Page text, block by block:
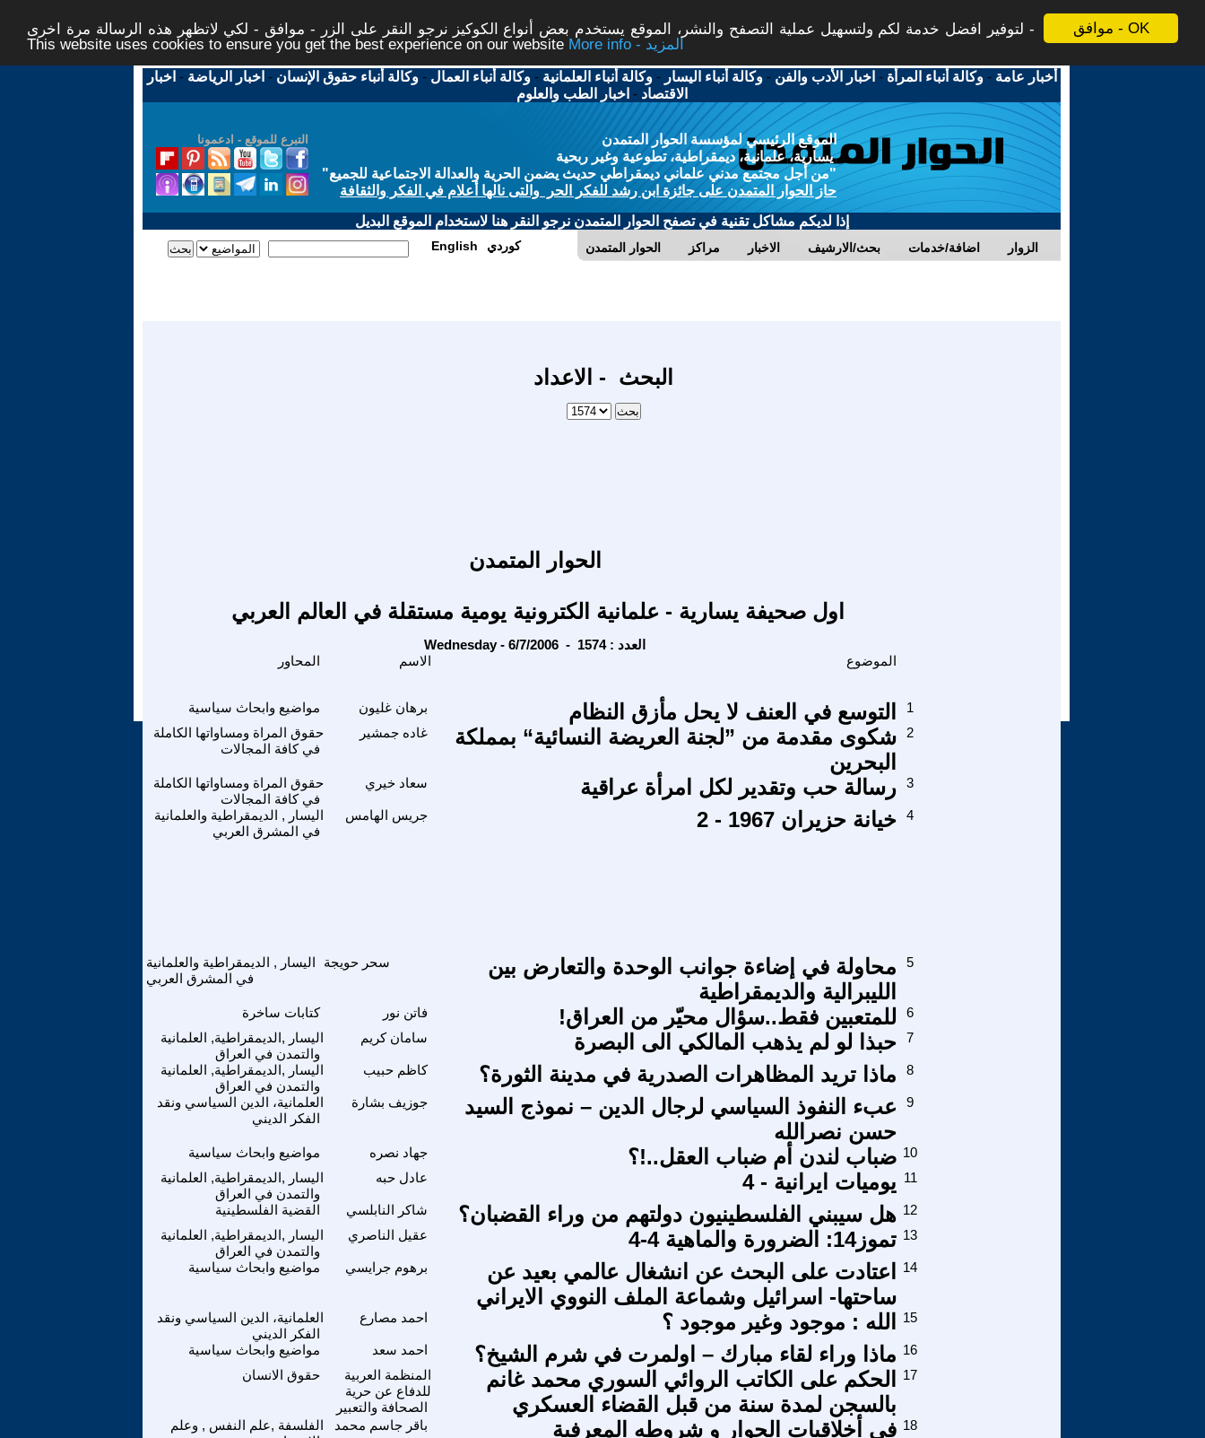
موافق - OK
لتوفير افضل خدمة لكم ولتسهيل عملية التصفح والنشر، الموقع يستخدم بعض أنواع الكوكيز نرجو النقر على الزر - موافق - لكي لاتظهر هذه الرسالة مرة اخرى -
This website uses cookies to ensure you get the best experience on our website
More info - المزيد
أخبار عامة -وكالة أنباء المرأة - اخبار الأدب والفن -وكالة أنباء اليسار -وكالة أنباء العلمانية -وكالة أنباء العمال -وكالة أنباء حقوق الإنسان - اخبار الرياضة - اخبار
الاقتصاد - اخبار الطب والعلوم
التبرع للموقع - ادعمونا
الموقع الرئيسي لمؤسسة الحوار المتمدن
يسارية، علمانية، ديمقراطية، تطوعية وغير ربحية
"من أجل مجتمع مدني علماني ديمقراطي حديث يضمن الحرية والعدالة الاجتماعية للجميع"
حاز الحوار المتمدن على جائزة ابن رشد للفكر الحر والتى نالها أعلام في الفكر والثقافة
إذا لديكم مشاكل تقنية في تصفح الحوار المتمدن نرجو النقر هنا لاستخدام الموقع البديل
الحوار المتمدن مراكز الاخبار بحث/الارشيف اضافة/خدمات الزوار English كوردي
البحث - الاعداد
الحوار المتمدن
اول صحيفة يسارية - علمانية الكترونية يومية مستقلة في العالم العربي
Wednesday - 6/7/2006 - العدد : 1574
الاسم الموضوع
مواضيع وابحاث سياسية برهان غليون التوسع في العنف لا يحل مأزق النظام
1
حقوق المراة ومساواتها الكاملة
في كافة المجالات
غاده جمشير
شكوى مقدمة من ”لجنة العريضة النسائية“ بمملكة
البحرين
2
حقوق المراة ومساواتها الكاملة
في كافة المجالات
سعاد خيري رسالة حب وتقدير لكل امرأة عراقية 3
اليسار , الديمقراطية والعلمانية
في المشرق العربي
جريس الهامس خيانة حزيران 1967 - 2 4
اليسار , الديمقراطية والعلمانية
في المشرق العربي
سحر حويجة
محاولة في إضاءة جوانب الوحدة والتعارض بين
الليبرالية والديمقراطية
5
كتابات ساخرة فاتن نور للمتعبين فقط..سؤال محيّر من العراق!
6
اليسار ,الديمقراطية, العلمانية
والتمدن في العراق
سامان كريم حبذا لو لم يذهب المالكي الى البصرة 7
اليسار ,الديمقراطية, العلمانية
والتمدن في العراق
كاظم حبيب ماذا تريد المظاهرات الصدرية في مدينة الثورة؟ 8
العلمانية، الدين السياسي ونقد
الفكر الديني
جوزيف بشارة
عبء النفوذ السياسي لرجال الدين – نموذج السيد
حسن نصرالله
9
مواضيع وابحاث سياسية جهاد نصره ضباب لندن أم ضباب العقل..!؟ 10
اليسار ,الديمقراطية, العلمانية
والتمدن في العراق
عادل حبه يوميات ايرانية - 4 11
القضية الفلسطينية شاكر النابلسي هل سيبني الفلسطينيون دولتهم من وراء القضبان؟ 12
اليسار ,الديمقراطية, العلمانية
والتمدن في العراق
عقيل الناصري تموز14: الضرورة والماهية 4-4 13
مواضيع وابحاث سياسية برهوم جرايسي
اعتادت على البحث عن انشغال عالمي بعيد عن
ساحتها- اسرائيل وشماعة الملف النووي الايراني
14
العلمانية، الدين السياسي ونقد
الفكر الديني
احمد مصارع الله : موجود وغير موجود ؟ 15
مواضيع وابحاث سياسية احمد سعد ماذا وراء لقاء مبارك – اولمرت في شرم الشيخ؟ 16
حقوق الانسان
المنظمة العربية
للدفاع عن حرية
الصحافة والتعبير
الحكم على الكاتب الروائي السوري محمد غانم
بالسجن لمدة سنة من قبل القضاء العسكري
17
الفلسفة ,علم النفس , وعلم
باقر جاسم محمد في أخلاقيات الحوار و شروطه المعرفية 18